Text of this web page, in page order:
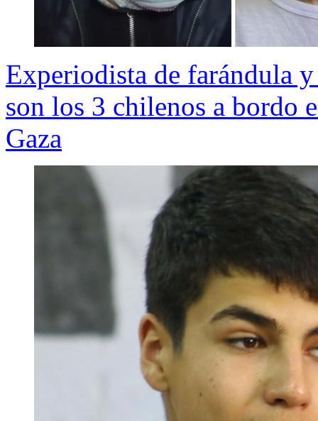
Experiodista de farándula
son los 3 chilenos a bordo
Gaza